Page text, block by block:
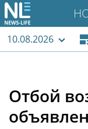
10.08.2026
Отбой